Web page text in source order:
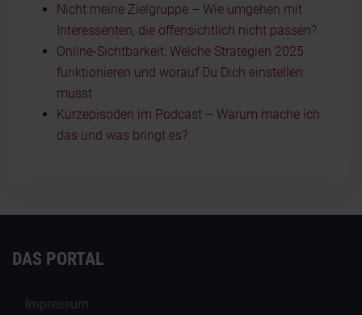
Nicht meine Zielgruppe – Wie umgehen mit
Interessenten, die offensichtlich nicht passen?
Online-Sichtbarkeit: Welche Strategien 2025
funktionieren und worauf Du Dich einstellen
musst
Kurzepisoden im Podcast – Warum mache ich
das und was bringt es?
DAS PORTAL
Impressum